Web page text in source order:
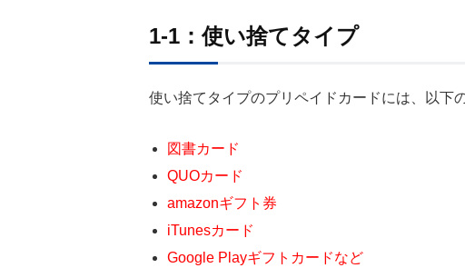
1-1：使い捨てタイプ
使い捨てタイプのプリペイドカードには、以下
図書カード
QUOカード
amazonギフト券
iTunesカード
Google Playギフトカードなど